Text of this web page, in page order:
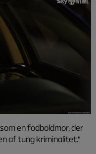
en fodboldmor, der
af tung kriminalitet.”